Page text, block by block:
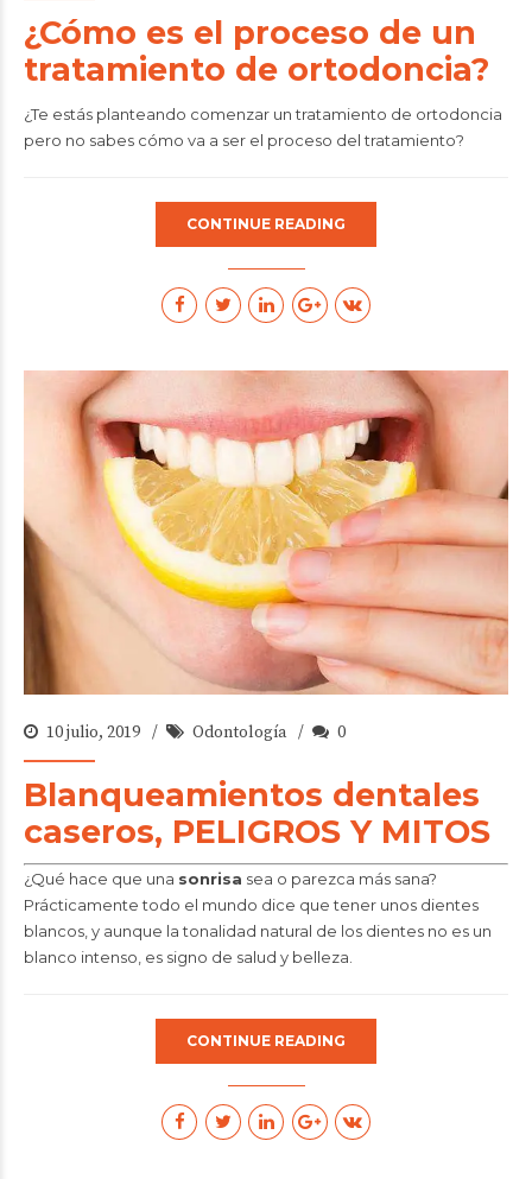
¿Cómo es el proceso de un
tratamiento de ortodoncia?
¿Te estás planteando comenzar un tratamiento de ortodoncia
pero no sabes cómo va a ser el proceso del tratamiento?
CONTINUE READING
10 julio, 2019 Odontología 0
Blanqueamientos dentales
caseros, PELIGROS Y MITOS
¿Qué hace que una sonrisa sea o parezca más sana?
Prácticamente todo el mundo dice que tener unos dientes
blancos, y aunque la tonalidad natural de los dientes no es un
blanco intenso, es signo de salud y belleza.
CONTINUE READING